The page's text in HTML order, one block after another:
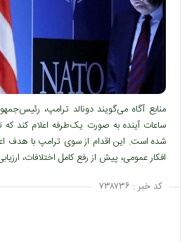
منابع آگاه می‌گویند دونالد ترامپ،
ساعات آینده به صورت یک‌طرفه اعلام کند که
شده است. این اقدام از سوی ترامپ با هدف
افکار عمومی، پیش از رفع کامل اختلافات،
کد خبر : ۷۳۸۷۳۶